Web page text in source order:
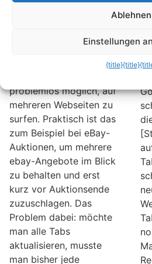
Mehrere Webseiten
problemlos möglich, auf
mehreren Webseiten zu
surfen. Praktisch ist das
zum Beispiel bei eBay-
Auktionen, um mehrere
ebay-Angebote im Blick
zu behalten und erst
kurz vor Auktionsende
zuzuschlagen. Das
Problem dabei: möchte
man alle Tabs
aktualisieren, musste
man bisher jede
Ablehnen
Einstellungen
{title}{title}